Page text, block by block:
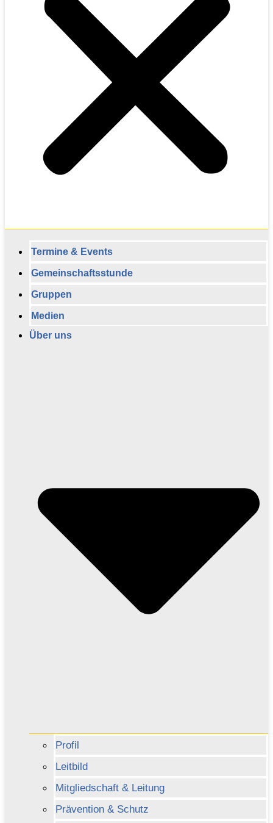
Termine & Events
Gemeinschaftsstunde
Gruppen
Medien
Über uns
Profil
Leitbild
Mitgliedschaft & Leitung
Prävention & Schutz